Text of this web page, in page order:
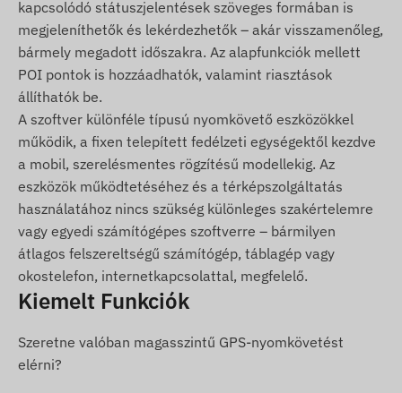
POI digitális kerítés (Geofence) elhagyása vagy
az adott zónába érkezés.
A csomag tartalma
TELTONIKA FMC003-E 4G LTE OBDII jármű GPS
nyomkövető
Üzembehelyezési útmutató
Használati feltételek
A készülék normál működéséhez a
helymeghatározó műholdrendszerekkel és a
mobilszolgáltatók hálózatával való aktív kapcsolat
továbbítást, illetve a kommunikációt a tulajdonos
telefonjával vagy nyomkövető szoftver használata
kapcsolódó státuszjelentések szöveges formában is
megjeleníthetők és lekérdezhetők – akár visszamenőleg,
bármely megadott időszakra. Az alapfunkciók mellett
POI pontok is hozzáadhatók, valamint riasztások
állíthatók be.
A szoftver különféle típusú nyomkövető eszközökkel
működik, a fixen telepített fedélzeti egységektől kezdve
a mobil, szerelésmentes rögzítésű modellekig. Az
eszközök működtetéséhez és a térképszolgáltatás
használatához nincs szükség különleges szakértelemre
vagy egyedi számítógépes szoftverre – bármilyen
átlagos felszereltségű számítógép, táblagép vagy
okostelefon, internetkapcsolattal, megfelelő.
Kiemelt Funkciók
Szeretne valóban magasszintű GPS-nyomkövetést
elérni?